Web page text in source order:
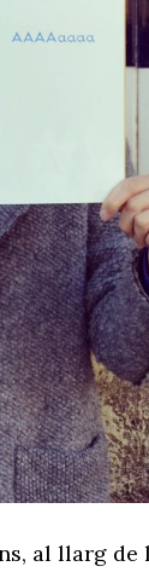
al llarg